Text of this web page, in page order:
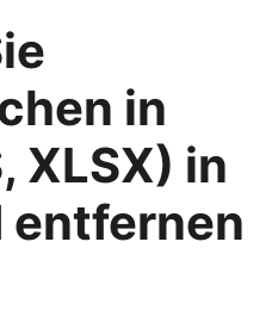
in
XLSX) in
entfernen